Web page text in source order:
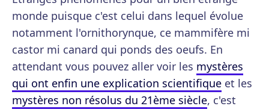
monde puisque c'est celui dans lequel évolue
notamment l'ornithorynque, ce mammifère mi
castor mi canard qui ponds des oeufs. En
attendant vous pouvez aller voir les mystères
qui ont enfin une explication scientifique et les
mystères non résolus du 21ème siècle, c'est